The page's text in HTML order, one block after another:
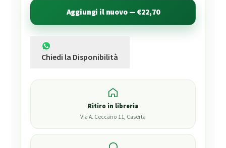
Aggiungi il nuovo — €22,70
Chiedi la Disponibilità
Ritiro in libreria
Via A. Ceccano 11, Caserta